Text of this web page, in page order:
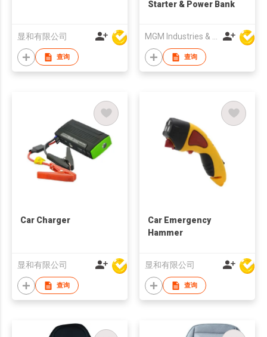
显和有限公司
查询
Starter & Power Bank
查询
Car Charger
显和有限公司
查询
Car Emergency
Hammer
显和有限公司
查询